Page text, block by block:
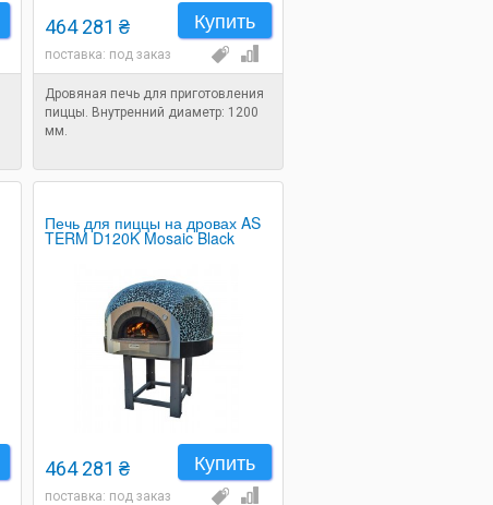
Купить
464 281 ₴
поставка: под заказ
Дровяная печь для приготовления
пиццы. Внутренний диаметр: 1200
мм.
Печь для пиццы на дровах AS
TERM D120K Mosaic Black
Купить
464 281 ₴
поставка: под заказ